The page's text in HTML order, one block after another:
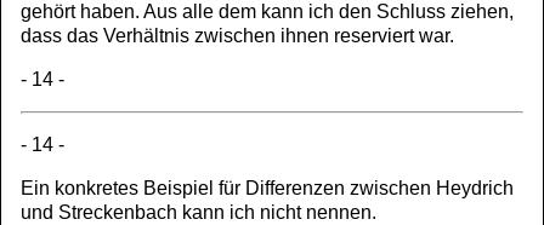
gehört haben. Aus alle dem kann ich den Schluss ziehen,
dass das Verhältnis zwischen ihnen reserviert war.
- 14 -
- 14 -
Ein konkretes Beispiel für Differenzen zwischen Heydrich
und Streckenbach kann ich nicht nennen.